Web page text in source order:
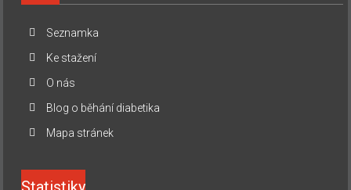
Seznamka
Ke stažení
O nás
Blog o běhání diabetika
Mapa stránek